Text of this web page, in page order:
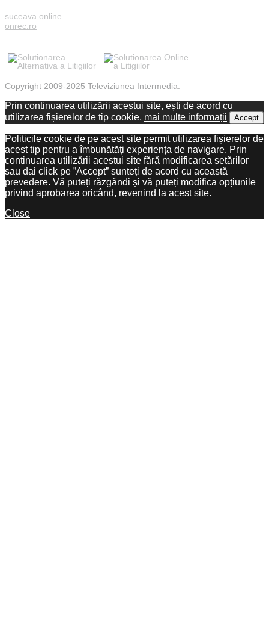
suceava.online
onrec.ro
Copyright 2009-2025 Televiziunea Intermedia.
Prin continuarea utilizării acestui site, ești de acord cu
utilizarea fișierelor de tip cookie. mai multe informații Accept
Politicile cookie de pe acest site permit utilizarea fișierelor de
acest tip pentru a îmbunătăți experiența de navigare. Prin
continuarea utilizării acestui site fără modificarea setărilor
sau dai click pe ”Accept” sunteți de acord cu această
prevedere. Vă puteți răzgândi și vă puteți modifica opțiunile
privind aprobarea oricând, revenind la acest site.
Close